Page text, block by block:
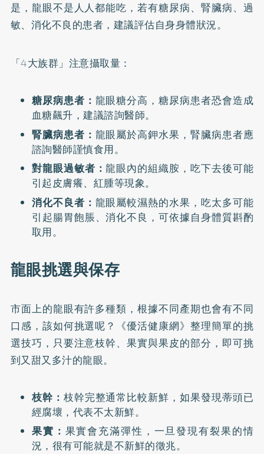
是，龍眼不是人人都能吃，若有糖尿病、腎臟病、過
敏、消化不良的患者，建議評估自身身體狀況。
「4大族群」注意攝取量：
糖尿病患者： 龍眼糖分高，糖尿病患者恐會造成
血糖飆升，建議諮詢醫師。
腎臟病患者： 龍眼屬於高鉀水果，腎臟病患者應
諮詢醫師謹慎食用。
對龍眼過敏者：龍眼內的組織胺，吃下去後可能
引起皮膚癢、紅腫等現象。
消化不良者： 龍眼屬較濕熱的水果，吃太多可能
引起腸胃飽脹、消化不良，可依據自身體質斟酌
取用。
龍眼挑選與保存
市面上的龍眼有許多種類，根據不同產期也會有不同
口感，該如何挑選呢？《優活健康網》整理簡單的挑
選技巧，只要注意枝幹、果實與果皮的部分，即可挑
到又甜又多汁的龍眼。
枝幹： 枝幹完整通常比較新鮮，如果發現蒂頭已
經腐壞，代表不太新鮮。
果實： 果實會充滿彈性，一旦發現有裂果的情
況，很有可能就是不新鮮的徵兆。